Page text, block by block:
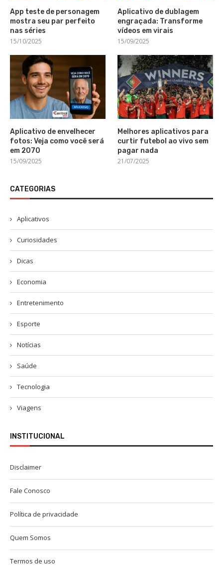
App teste de personagem
mostra seu par perfeito
nas séries
15/10/2025
Aplicativo de dublagem
engraçada: Transforme
vídeos em virais
15/09/2025
Aplicativo de envelhecer
fotos: Veja como você será
em 2070
15/09/2025
Melhores aplicativos para
curtir futebol ao vivo sem
pagar nada
21/07/2025
CATEGORIAS
Aplicativos
Curiosidades
Dicas
Economia
Entretenimento
Esporte
Notícias
Saúde
Tecnologia
Viagens
INSTITUCIONAL
Disclaimer
Fale Conosco
Política de privacidade
Quem Somos
Termos de uso